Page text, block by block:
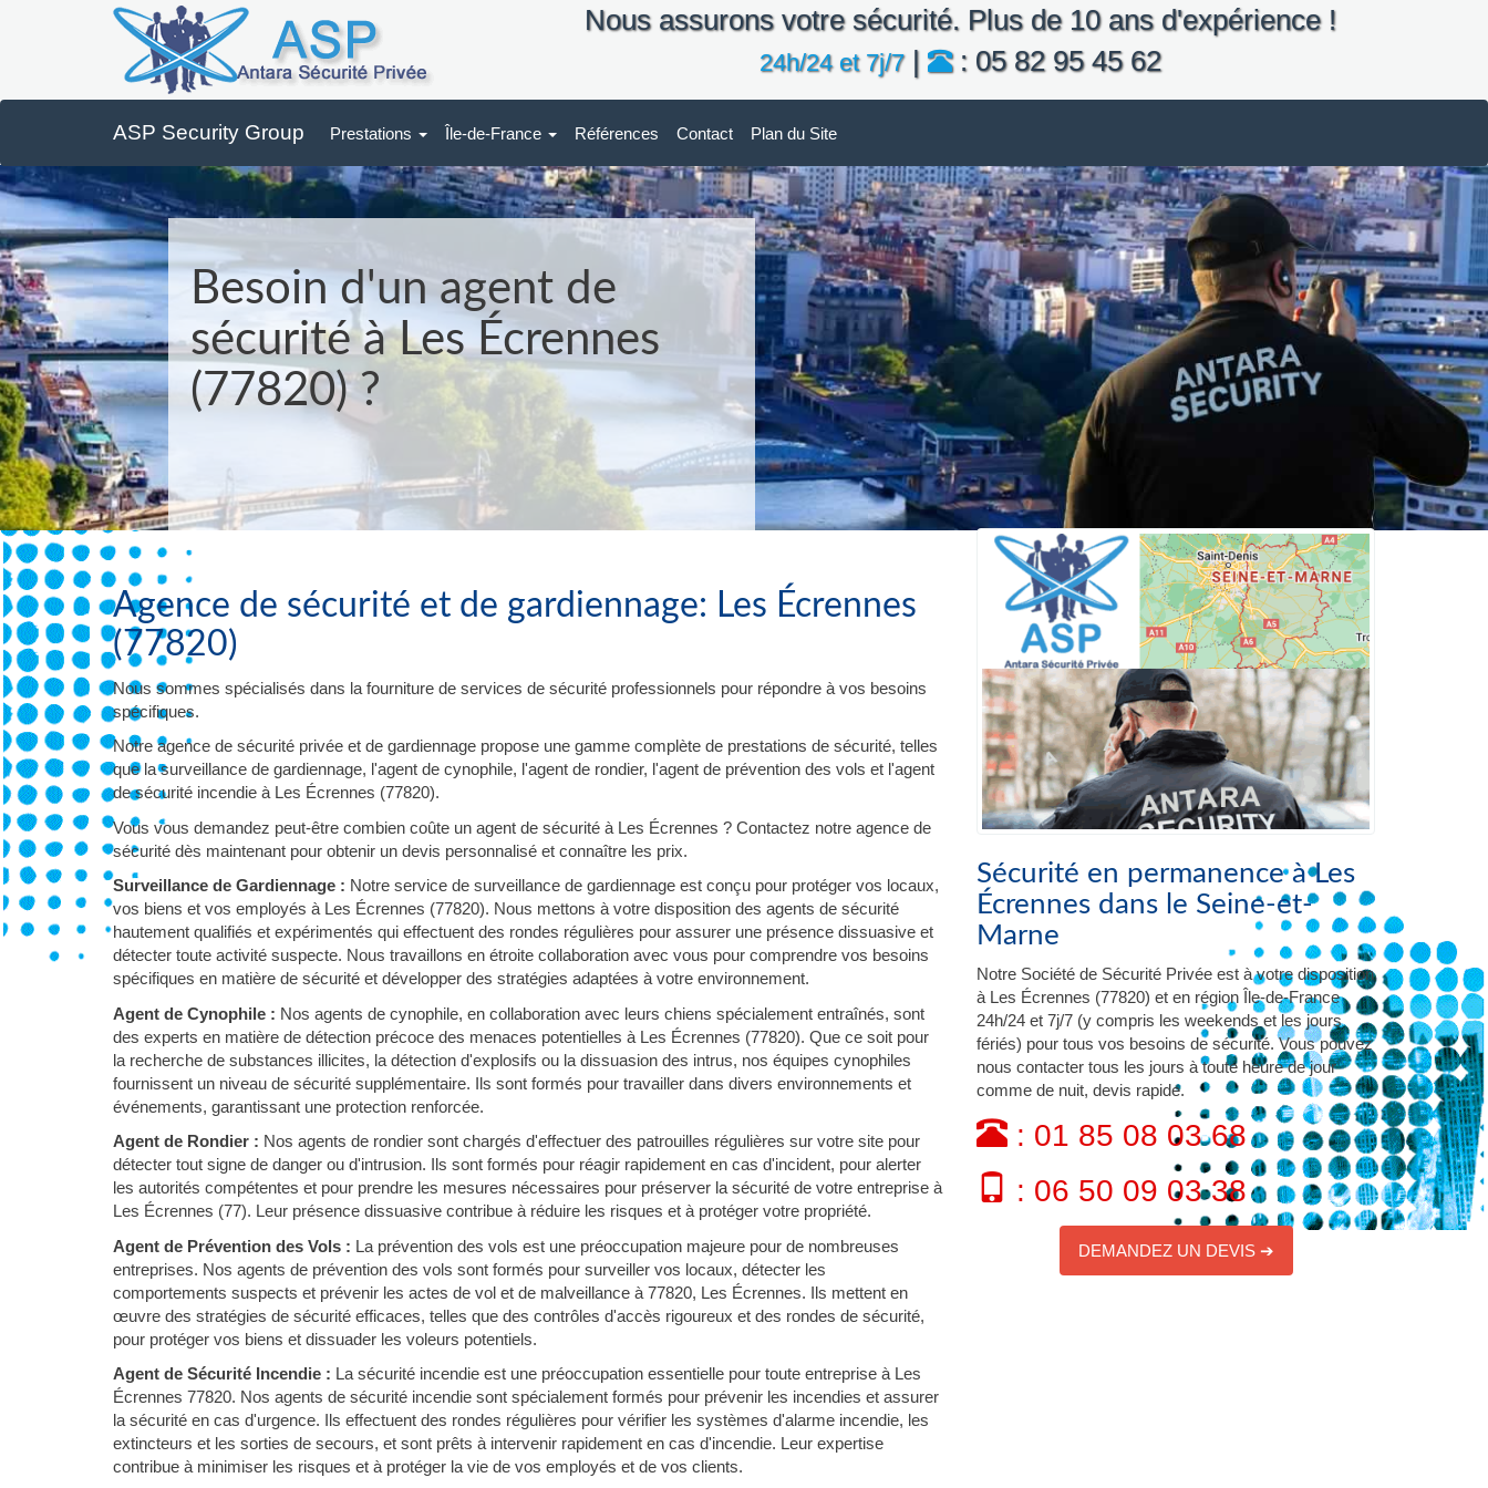
Nous assurons votre sécurité. Plus de 10 ans d'expérience !
24h/24 et 7j/7| : 05 82 95 45 62
ASP Security Group Prestations Île-de-France Références Contact Plan du Site
Besoin d'un agent de
sécurité à Les Écrennes
(77820) ?
Agence de sécurité et de gardiennage: Les Écrennes
(77820)
Nous sommes spécialisés dans la fourniture de services de sécurité professionnels pour répondre à vos besoins
spécifiques.
Notre agence de sécurité privée et de gardiennage propose une gamme complète de prestations de sécurité, telles
que la surveillance de gardiennage, l'agent de cynophile, l'agent de rondier, l'agent de prévention des vols et l'agent
de sécurité incendie à Les Écrennes (77820).
Vous vous demandez peut-être combien coûte un agent de sécurité à Les Écrennes ? Contactez notre agence de
sécurité dès maintenant pour obtenir un devis personnalisé et connaître les prix.
Surveillance de Gardiennage : Notre service de surveillance de gardiennage est conçu pour protéger vos locaux,
vos biens et vos employés à Les Écrennes (77820). Nous mettons à votre disposition des agents de sécurité
hautement qualifiés et expérimentés qui effectuent des rondes régulières pour assurer une présence dissuasive et
détecter toute activité suspecte. Nous travaillons en étroite collaboration avec vous pour comprendre vos besoins
spécifiques en matière de sécurité et développer des stratégies adaptées à votre environnement.
Agent de Cynophile : Nos agents de cynophile, en collaboration avec leurs chiens spécialement entraînés, sont
des experts en matière de détection précoce des menaces potentielles à Les Écrennes (77820). Que ce soit pour
la recherche de substances illicites, la détection d'explosifs ou la dissuasion des intrus, nos équipes cynophiles
fournissent un niveau de sécurité supplémentaire. Ils sont formés pour travailler dans divers environnements et
événements, garantissant une protection renforcée.
Agent de Rondier : Nos agents de rondier sont chargés d'effectuer des patrouilles régulières sur votre site pour
détecter tout signe de danger ou d'intrusion. Ils sont formés pour réagir rapidement en cas d'incident, pour alerter
les autorités compétentes et pour prendre les mesures nécessaires pour préserver la sécurité de votre entreprise à
Les Écrennes (77). Leur présence dissuasive contribue à réduire les risques et à protéger votre propriété.
Agent de Prévention des Vols : La prévention des vols est une préoccupation majeure pour de nombreuses
entreprises. Nos agents de prévention des vols sont formés pour surveiller vos locaux, détecter les
comportements suspects et prévenir les actes de vol et de malveillance à 77820, Les Écrennes. Ils mettent en
œuvre des stratégies de sécurité efficaces, telles que des contrôles d'accès rigoureux et des rondes de sécurité,
pour protéger vos biens et dissuader les voleurs potentiels.
Agent de Sécurité Incendie : La sécurité incendie est une préoccupation essentielle pour toute entreprise à Les
Écrennes 77820. Nos agents de sécurité incendie sont spécialement formés pour prévenir les incendies et assurer
la sécurité en cas d'urgence. Ils effectuent des rondes régulières pour vérifier les systèmes d'alarme incendie, les
extincteurs et les sorties de secours, et sont prêts à intervenir rapidement en cas d'incendie. Leur expertise
contribue à minimiser les risques et à protéger la vie de vos employés et de vos clients.
Sécurité en permanence à Les
Écrennes dans le Seine-et-
Marne
Notre Société de Sécurité Privée est à votre disposition
à Les Écrennes (77820) et en région Île-de-France
24h/24 et 7j/7 (y compris les weekends et les jours
fériés) pour tous vos besoins de sécurité. Vous pouvez
nous contacter tous les jours à toute heure de jour
comme de nuit, devis rapide.
: 01 85 08 03 68
: 06 50 09 03 38
DEMANDEZ UN DEVIS ➔